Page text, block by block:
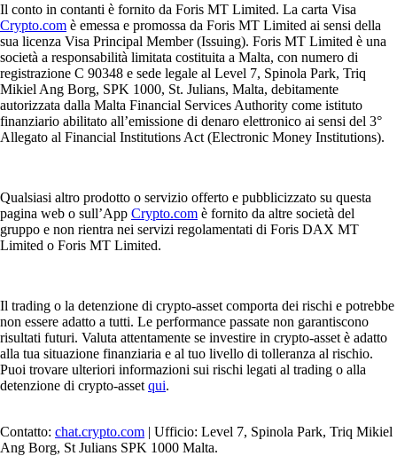
Il conto in contanti è fornito da Foris MT Limited. La carta Visa
Crypto.com è emessa e promossa da Foris MT Limited ai sensi della
sua licenza Visa Principal Member (Issuing). Foris MT Limited è una
società a responsabilità limitata costituita a Malta, con numero di
registrazione C 90348 e sede legale al Level 7, Spinola Park, Triq
Mikiel Ang Borg, SPK 1000, St. Julians, Malta, debitamente
autorizzata dalla Malta Financial Services Authority come istituto
finanziario abilitato all’emissione di denaro elettronico ai sensi del 3°
Allegato al Financial Institutions Act (Electronic Money Institutions).
Qualsiasi altro prodotto o servizio offerto e pubblicizzato su questa
pagina web o sull’App Crypto.com è fornito da altre società del
gruppo e non rientra nei servizi regolamentati di Foris DAX MT
Limited o Foris MT Limited.
Il trading o la detenzione di crypto-asset comporta dei rischi e potrebbe
non essere adatto a tutti. Le performance passate non garantiscono
risultati futuri. Valuta attentamente se investire in crypto-asset è adatto
alla tua situazione finanziaria e al tuo livello di tolleranza al rischio.
Puoi trovare ulteriori informazioni sui rischi legati al trading o alla
detenzione di crypto-asset qui.
Contatto: chat.crypto.com | Ufficio: Level 7, Spinola Park, Triq Mikiel
Ang Borg, St Julians SPK 1000 Malta.